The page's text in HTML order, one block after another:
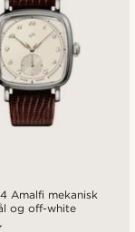
Amalfi mekanisk
og off-white